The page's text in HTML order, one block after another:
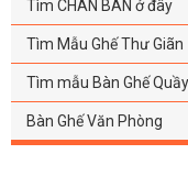
Tìm CHÂN BÀN ở đây
Tìm Mẫu Ghế Thư Giãn
Tìm mẫu Bàn Ghế
Bàn Ghế Văn Phòng